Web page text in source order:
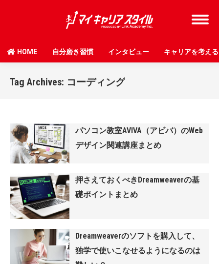
HOME 自分磨き習慣 インタビュー キャリアを考える
Tag Archives: コーディング
パソコン教室AVIVA（アビバ）のWeb
デザイン関連講座まとめ
押さえておくべきDreamweaverの基
礎ポイントまとめ
Dreamweaverのソフトを購入して、
独学で使いこなせるようになるのは